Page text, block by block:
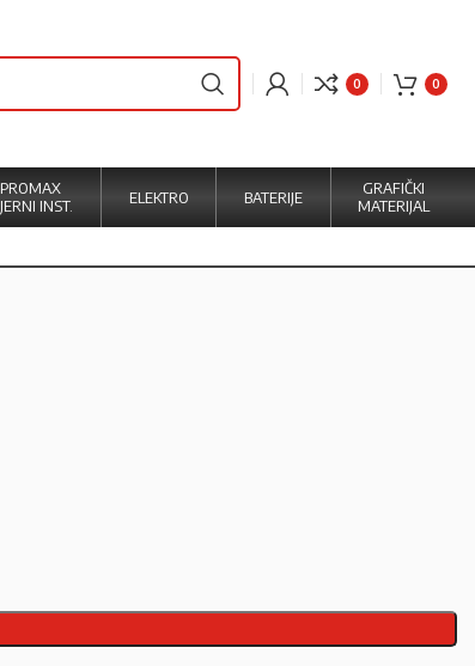
0 0
PROMAX
INST.
ELEKTRO BATERIJE
GRAFIČKI
MATERIJAL